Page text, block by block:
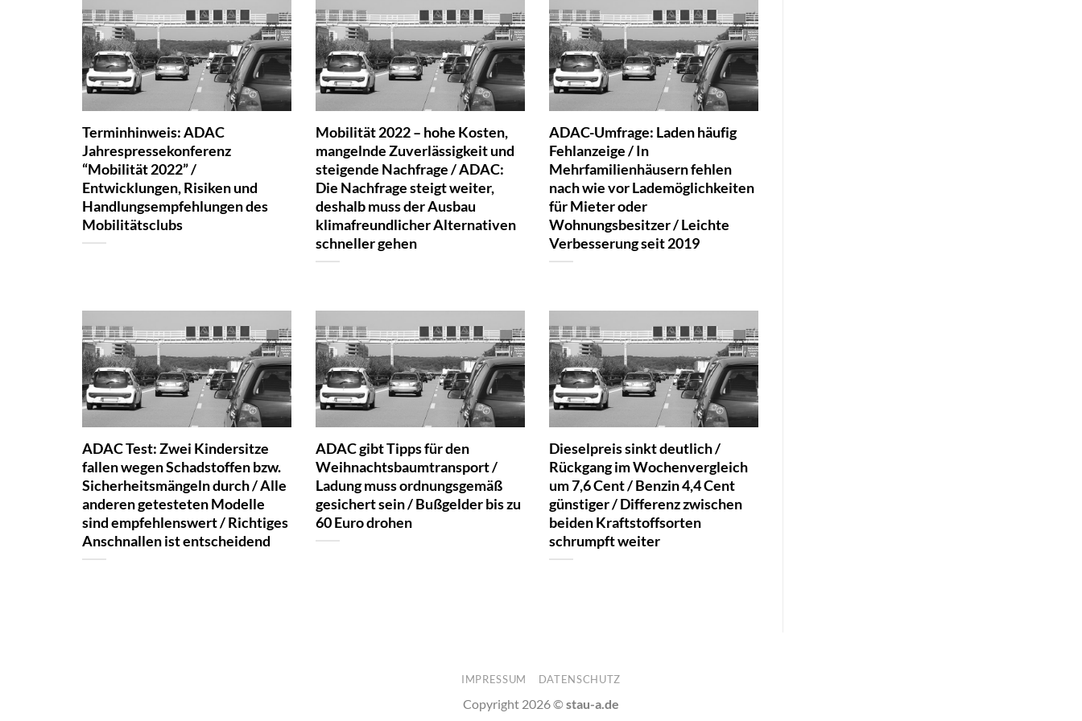
Terminhinweis: ADAC
Jahrespressekonferenz
“Mobilität 2022” /
Entwicklungen, Risiken und
Handlungsempfehlungen des
Mobilitätsclubs
Mobilität 2022 – hohe Kosten,
mangelnde Zuverlässigkeit und
steigende Nachfrage / ADAC:
Die Nachfrage steigt weiter,
deshalb muss der Ausbau
klimafreundlicher Alternativen
schneller gehen
ADAC-Umfrage: Laden häufig
Fehlanzeige / In
Mehrfamilienhäusern fehlen
nach wie vor Lademöglichkeiten
für Mieter oder
Wohnungsbesitzer / Leichte
Verbesserung seit 2019
ADAC Test: Zwei Kindersitze
fallen wegen Schadstoffen bzw.
Sicherheitsmängeln durch / Alle
anderen getesteten Modelle
sind empfehlenswert / Richtiges
Anschnallen ist entscheidend
ADAC gibt Tipps für den
Weihnachtsbaumtransport /
Ladung muss ordnungsgemäß
gesichert sein / Bußgelder bis zu
60 Euro drohen
Dieselpreis sinkt deutlich /
Rückgang im Wochenvergleich
um 7,6 Cent / Benzin 4,4 Cent
günstiger / Differenz zwischen
beiden Kraftstoffsorten
schrumpft weiter
IMPRESSUM DATENSCHUTZ
Copyright 2026 ©stau-a.de